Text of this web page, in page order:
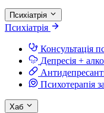
Психіатрія
Психіатрія
Консультація
Депресія +
Психотерапія
Хаб